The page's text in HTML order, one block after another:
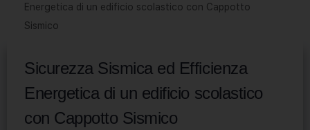
Energetica di un edificio scolastico con Cappotto
Sismico
Sicurezza Sismica ed Efficienza
Energetica di un edificio scolastico
con Cappotto Sismico